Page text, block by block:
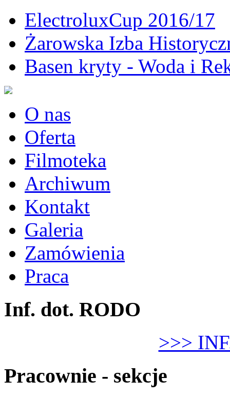
ElectroluxCup 2016/17
Żarowska Izba
Basen kryty - Woda i
O nas
Oferta
Filmoteka
Archiwum
Kontakt
Galeria
Zamówienia
Praca
Inf. dot. RODO
>>>
Pracownie - sekcje